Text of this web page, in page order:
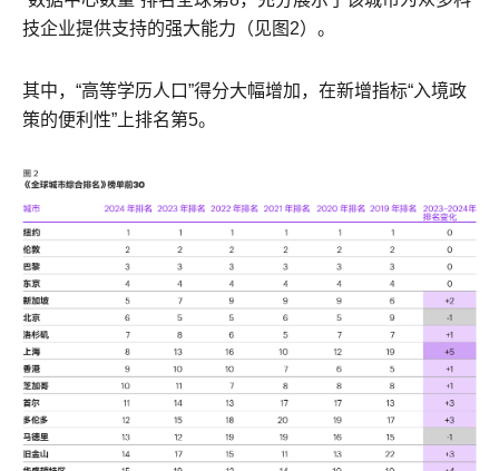
技企业提供支持的强大能力（见图2）。
其中，“高等学历人口”得分大幅增加，在新增指标“入境政
策的便利性”上排名第5。